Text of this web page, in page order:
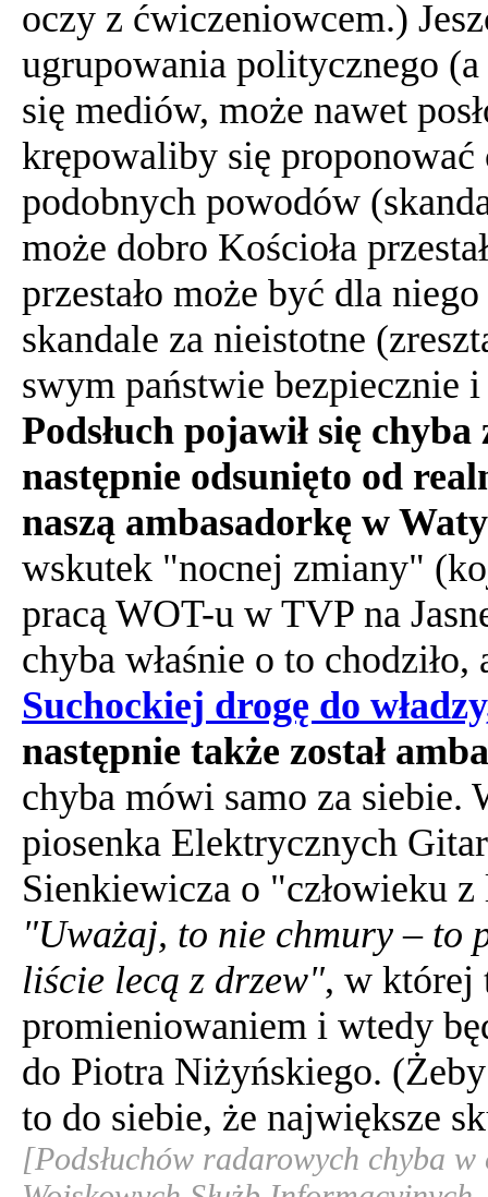
oczy z ćwiczeniowcem.)
ugrupowania politycznego
się mediów, może nawet
krępowaliby się
podobnych powodów
może dobro Kościoła
przestało może być dla
skandale za nieistotne
swym państwie bezpiecznie
Podsłuch pojawił się
następnie odsunięto od
naszą ambasadorkę w
wskutek "nocnej zmiany"
pracą WOT-u w TVP na
chyba właśnie o to chodziło,
Suchockiej drogę do
następnie także został
chyba mówi samo za siebie.
piosenka Elektrycznych
Sienkiewicza o "człowieku
"Uważaj, to nie chmury – to
liście lecą z drzew", w której
promieniowaniem i wtedy
do Piotra Niżyńskiego.
to do siebie, że największe
[Podsłuchów radarowych chyba